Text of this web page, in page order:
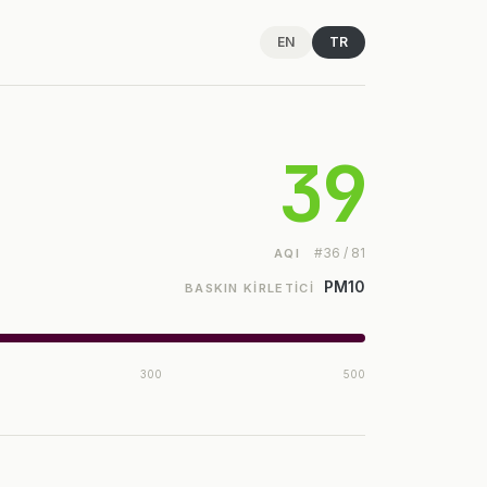
EN TR
39
AQI #36 / 81
BASKIN KIRLETICI PM10
300 500